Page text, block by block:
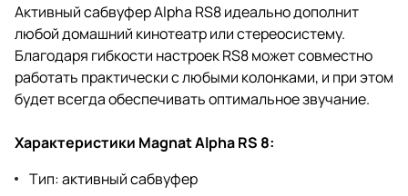
Активный сабвуфер Alpha RS8 идеально дополнит
любой домашний кинотеатр или стереосистему.
Благодаря гибкости настроек RS8 может совместно
работать практически с любыми колонками, и при этом
будет всегда обеспечивать оптимальное звучание.
Характеристики Magnat Alpha RS 8:
Тип: активный сабвуфер